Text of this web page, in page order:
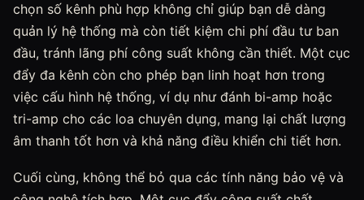
chọn số kênh phù hợp không chỉ giúp bạn dễ dàng
quản lý hệ thống mà còn tiết kiệm chi phí đầu tư ban
đầu, tránh lãng phí công suất không cần thiết. Một cục
đẩy đa kênh còn cho phép bạn linh hoạt hơn trong
việc cấu hình hệ thống, ví dụ như đánh bi-amp hoặc
tri-amp cho các loa chuyên dụng, mang lại chất lượng
âm thanh tốt hơn và khả năng điều khiển chi tiết hơn.
Cuối cùng, không thể bỏ qua các tính năng bảo vệ và